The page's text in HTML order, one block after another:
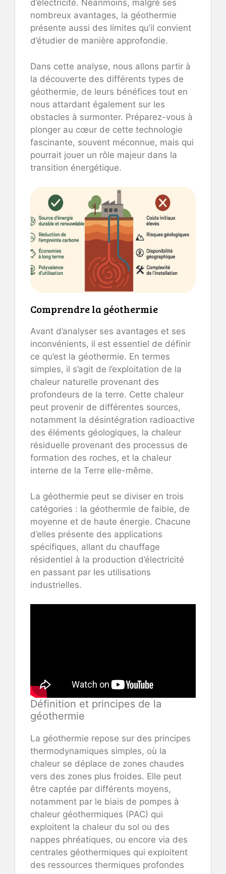
d’électricité. Néanmoins, malgré ses
nombreux avantages, la géothermie
présente aussi des limites qu’il convient
d’étudier de manière approfondie.
Dans cette analyse, nous allons partir à
la découverte des différents types de
géothermie, de leurs bénéfices tout en
nous attardant également sur les
obstacles à surmonter. Préparez-vous à
plonger au cœur de cette technologie
fascinante, souvent méconnue, mais qui
pourrait jouer un rôle majeur dans la
transition énergétique.
Comprendre la géothermie
Avant d’analyser ses avantages et ses
inconvénients, il est essentiel de définir
ce qu’est la géothermie. En termes
simples, il s’agit de l’exploitation de la
chaleur naturelle provenant des
profondeurs de la terre. Cette chaleur
peut provenir de différentes sources,
notamment la désintégration radioactive
des éléments géologiques, la chaleur
résiduelle provenant des processus de
formation des roches, et la chaleur
interne de la Terre elle-même.
La géothermie peut se diviser en trois
catégories : la géothermie de faible, de
moyenne et de haute énergie. Chacune
d’elles présente des applications
spécifiques, allant du chauffage
résidentiel à la production d’électricité
en passant par les utilisations
industrielles.
Définition et principes de la
géothermie
La géothermie repose sur des principes
thermodynamiques simples, où la
chaleur se déplace de zones chaudes
vers des zones plus froides. Elle peut
être captée par différents moyens,
notamment par le biais de pompes à
chaleur géothermiques (PAC) qui
exploitent la chaleur du sol ou des
nappes phréatiques, ou encore via des
centrales géothermiques qui exploitent
des ressources thermiques profondes